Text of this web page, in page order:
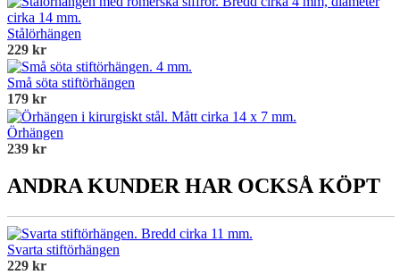
Stålörhängen
229 kr
Små söta stiftörhängen
179 kr
Örhängen
239 kr
ANDRA KUNDER HAR OCKSÅ KÖPT
Svarta stiftörhängen
229 kr